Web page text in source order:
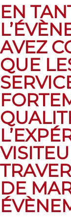
EN
AVEZ
QUE
DE